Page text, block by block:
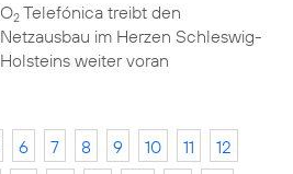
O2Telefónica treibt den
Netzausbau im Herzen Schleswig-
Holsteins weiter voran
6 7 8 9 10 11
12